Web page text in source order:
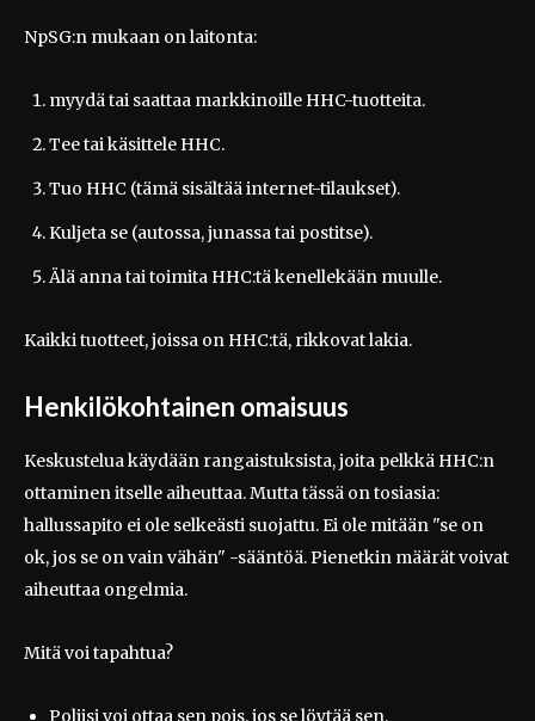
NpSG:n mukaan on laitonta:
myydä tai saattaa markkinoille HHC-tuotteita.
Tee tai käsittele HHC.
Tuo HHC (tämä sisältää internet-tilaukset).
Kuljeta se (autossa, junassa tai postitse).
Älä anna tai toimita HHC:tä kenellekään muulle.
Kaikki tuotteet, joissa on HHC:tä, rikkovat lakia.
Henkilökohtainen omaisuus
Keskustelua käydään rangaistuksista, joita pelkkä HHC:n
ottaminen itselle aiheuttaa. Mutta tässä on tosiasia:
hallussapito ei ole selkeästi suojattu. Ei ole mitään "se on
ok, jos se on vain vähän" -sääntöä. Pienetkin määrät voivat
aiheuttaa ongelmia.
Mitä voi tapahtua?
Poliisi voi ottaa sen pois, jos se löytää sen.